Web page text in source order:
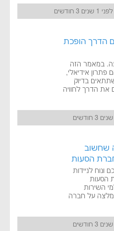
1 שנים 3 חודשים
הדרך הופכת
במאמר הזה
פתרון אידיאלי,
בדיוק
את הדרך לחוויה
שחשוב
הסעות
ונוח לניידות
הסעות
השירות
על חברה